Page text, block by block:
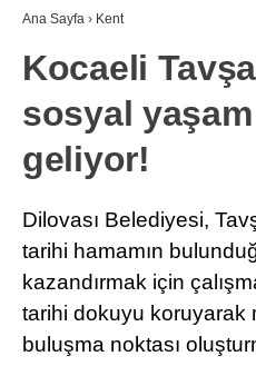
Ana Sayfa › Kent
Kocaeli
sosyal yaşam
geliyor!
Dilovası Belediyesi,
tarihi hamamın
kazandırmak için
tarihi dokuyu koruyarak
buluşma noktası